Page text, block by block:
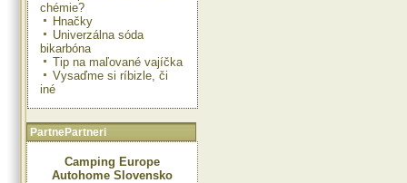
chémie?
Hnačky
Univerzálna sóda
bikarbóna
Tip na maľované vajíčka
Vysaďme si ríbizle, či
iné
PartnePartneri
Camping Europe
Autohome Slovensko